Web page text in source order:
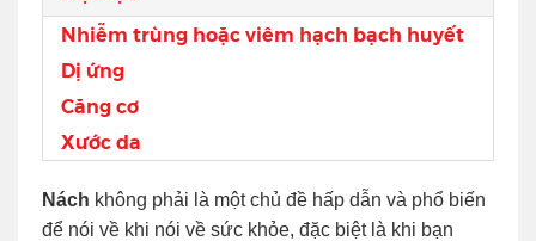
Nhiễm trùng hoặc viêm hạch bạch huyết
Dị ứng
Căng cơ
Xước da
Nách không phải là một chủ đề hấp dẫn và phổ biến
để nói về khi nói về sức khỏe, đặc biệt là khi bạn